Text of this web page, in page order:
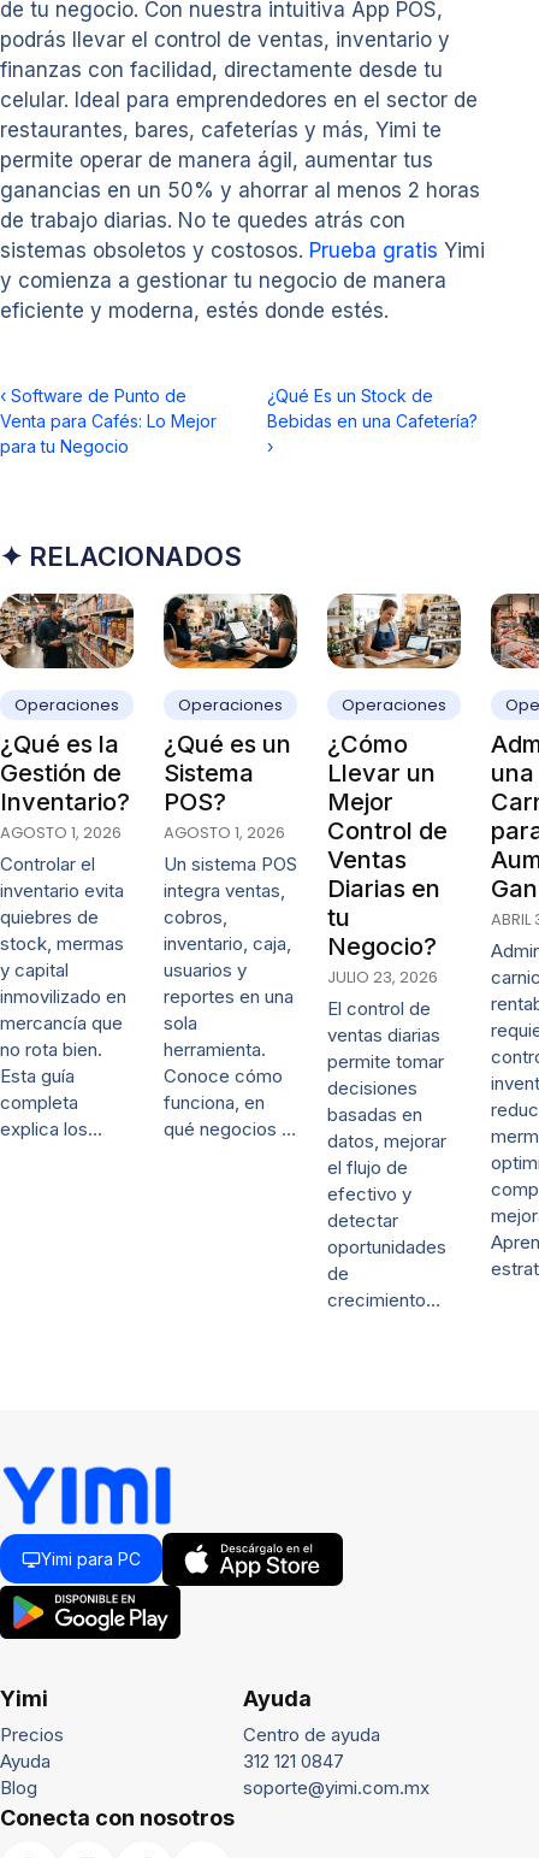
de tu negocio. Con nuestra intuitiva App POS,
podrás llevar el control de ventas, inventario y
finanzas con facilidad, directamente desde tu
celular. Ideal para emprendedores en el sector de
restaurantes, bares, cafeterías y más, Yimi te
permite operar de manera ágil, aumentar tus
ganancias en un 50% y ahorrar al menos 2 horas
de trabajo diarias. No te quedes atrás con
sistemas obsoletos y costosos. Prueba gratis Yimi
y comienza a gestionar tu negocio de manera
eficiente y moderna, estés donde estés.
‹ Software de Punto de
Venta para Cafés: Lo Mejor
para tu Negocio
¿Qué Es un Stock de
Bebidas en una Cafetería?
›
✦ RELACIONADOS
Operaciones
¿Qué es la
Gestión de
Inventario?
AGOSTO 1, 2026
Controlar el
inventario evita
quiebres de
stock, mermas
y capital
inmovilizado en
mercancía que
no rota bien.
Esta guía
completa
explica los…
Operaciones
¿Qué es un
Sistema
POS?
AGOSTO 1, 2026
Un sistema POS
integra ventas,
cobros,
inventario, caja,
usuarios y
reportes en una
sola
herramienta.
Conoce cómo
funciona, en
qué negocios …
Operaciones
¿Cómo
Llevar un
Mejor
Control de
Ventas
Diarias en
tu
Negocio?
JULIO 23, 2026
El control de
ventas diarias
permite tomar
decisiones
basadas en
datos, mejorar
el flujo de
efectivo y
detectar
oportunidades
de
crecimiento…
una
Yimi para PC
Yimi
Precios
Ayuda
Blog
Ayuda
Centro de ayuda
312 121 0847
soporte@yimi.com.mx
Conecta con nosotros